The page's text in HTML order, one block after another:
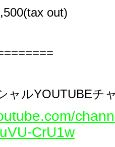
out)
ャルYOUTUBEチ
CrU1w